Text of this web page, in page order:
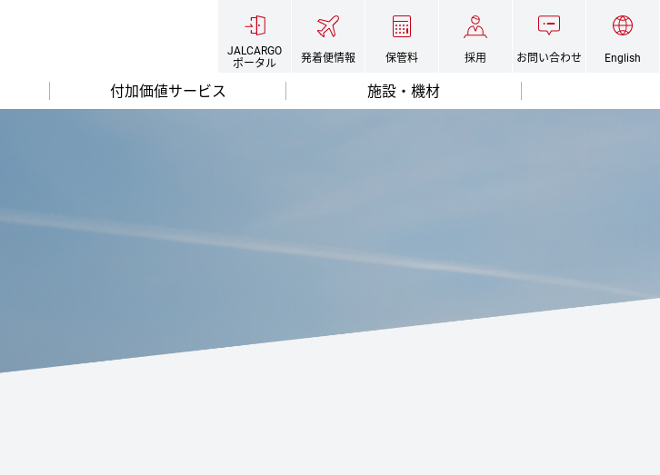
JALCARGO
ポータル
発着便情報 保管料 採用 お問い合わせ English
付加価値サービス 施設・機材